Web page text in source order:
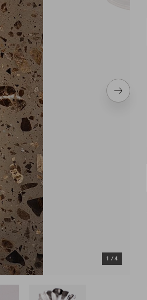
Nästa
produkt
1 /4